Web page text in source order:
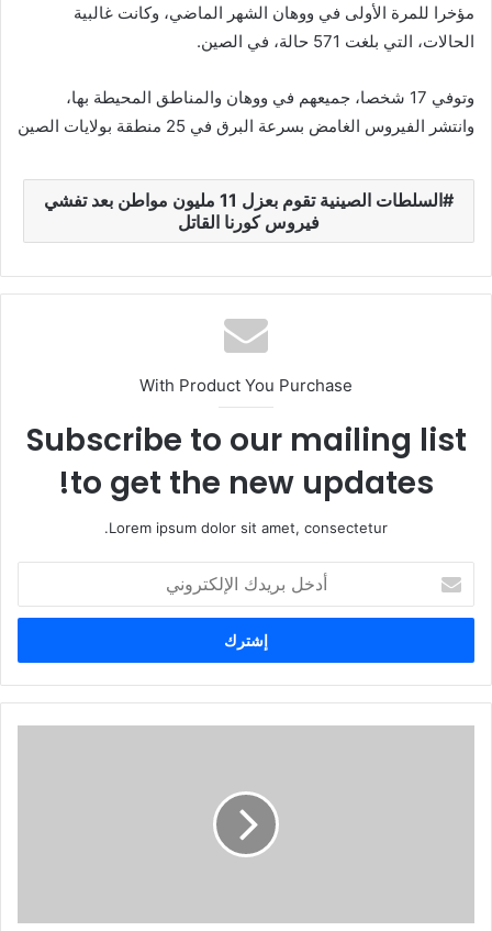
مؤخرا للمرة الأولى في ووهان الشهر الماضي، وكانت غالبية
الحالات، التي بلغت 571 حالة، في الصين.
وتوفي 17 شخصا، جميعهم في ووهان والمناطق المحيطة بها،
وانتشر الفيروس الغامض بسرعة البرق في 25 منطقة بولايات الصين
السلطات الصينية تقوم بعزل 11 مليون مواطن بعد تفشي
فيروس كورنا القاتل
With Product You Purchase
Subscribe to our mailing list
to get the new updates!
Lorem ipsum dolor sit amet, consectetur.
خ
ب
ر